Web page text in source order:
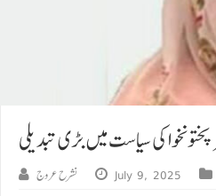
کی سیاست میں بڑی تبدیلی
نشرح عروج July 9, 2025